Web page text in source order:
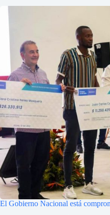
El Gobierno Nacional está